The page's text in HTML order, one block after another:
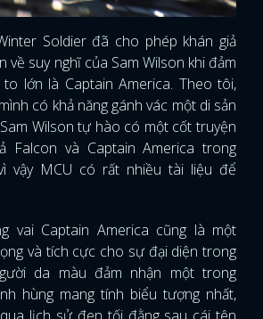
Soldier đã cho phép khán giả
về suy nghĩ của Sam Wilson khi đảm
lớn là Captain America. Theo tôi,
có khả năng gánh vác một di sản
Wilson tự hào có một cốt truyện
Falcon và Captain America trong
vậy MCU có rất nhiều tài liệu để
vai Captain America cũng là một
và tích cực cho sự đại diện trong
da màu đảm nhận một trong
hùng mang tính biểu tượng nhất,